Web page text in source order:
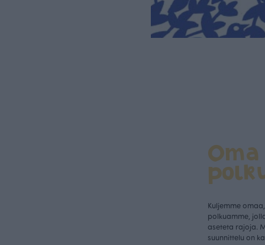
Oma
Kuljemme
polkuamme,
aseteta rajoja.
suunnittelu on